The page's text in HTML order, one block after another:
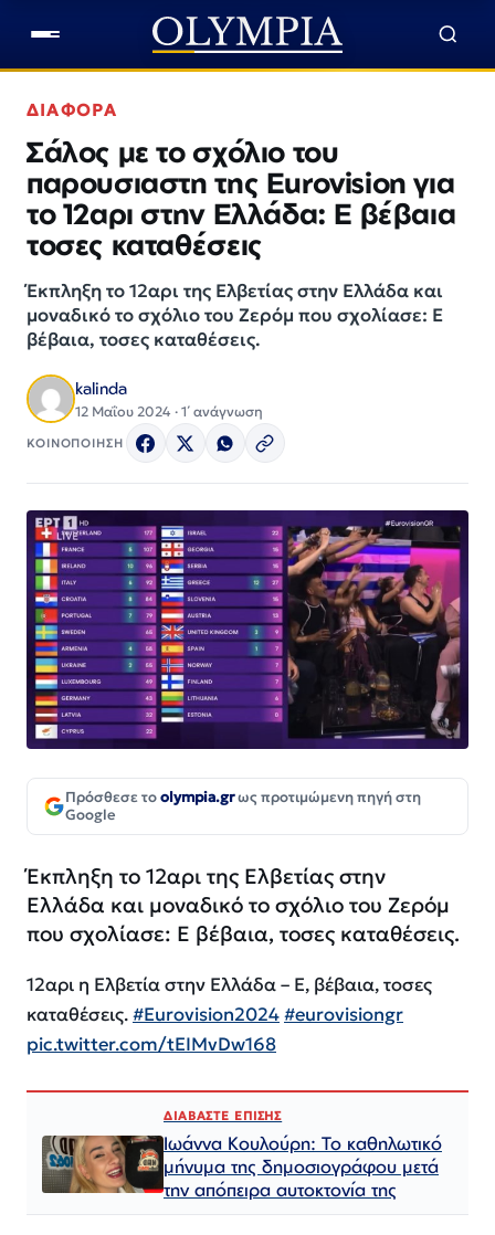
ΔΙΑΦΟΡΑ
Σάλος με το σχόλιο του
παρουσιαστη της Eurovision για
το 12αρι στην Ελλάδα: Ε βέβαια
τοσες καταθέσεις
Έκπληξη το 12αρι της Ελβετίας στην Ελλάδα και
μοναδικό το σχόλιο του Ζερόμ που σχολίασε: Ε
βέβαια, τοσες καταθέσεις.
kalinda
12 Μαΐου 2024 · 1΄ ανάγνωση
ΚΟΙΝΟΠΟΙΗΣΗ
Πρόσθεσε τοolympia.grως προτιμώμενη πηγή στη
Google
Έκπληξη το 12αρι της Ελβετίας στην
Ελλάδα και μοναδικό το σχόλιο του Ζερόμ
που σχολίασε: Ε βέβαια, τοσες καταθέσεις.
12αρι η Ελβετία στην Ελλάδα – Ε, βέβαια, τοσες
καταθέσεις.#Eurovision2024#eurovisiongr
pic.twitter.com/tEIMvDw168
ΔΙΑΒΑΣΤΕ ΕΠΙΣΗΣ
Ιωάννα Κουλούρη: Το καθηλωτικό
μήνυμα της δημοσιογράφου μετά
την απόπειρα αυτοκτονία της